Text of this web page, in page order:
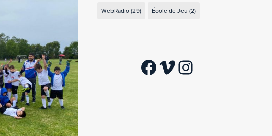
WebRadio(29) École de Jeu (2)
Facebook
VimeoInstagram